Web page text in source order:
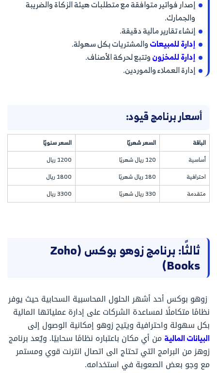
إصدار فواتير متوافقة مع متطلبات هيئة الزكاة والضريبة
والجمارك.
إنشاء تقارير مالية دقيقة.
إدارة للمبيعاتوالمشتريات بكل سهولة.
إدارة للمخزونوتتبع لحركة الأصناف.
إدارة العملاء والموردين.
أسعار برنامج قيود:
الباقة السعر شهريًا
السعر سنويًا
أساسية
120 ريال شهريًا
1200 ريال
احترافية
180 ريال شهريًا
1800 ريال
متقدمة
330 ريال شهريًا 3300 ريال
ثالثًا: برنامج زوهو بوكس (Zoho
Books)
زوهو بوكس أحد أشهر الحلول المحاسبية السحابية حيث يوفر
نظامًا متكاملًا لمساعدة الشركات على إدارة عملياتها المالية
بكل سهولة واحترافية ويتيح زوهو إمكانية الوصول إلى
البيانات المالية من أي مكان باعتباره نظامًا سحابيًا. ويٌعد برنامج
زوهز من البرامج التي تحتاج الى اتصال انترنت قوي ومستمر
مع وجو بعض الصعوبة في استخدامه.